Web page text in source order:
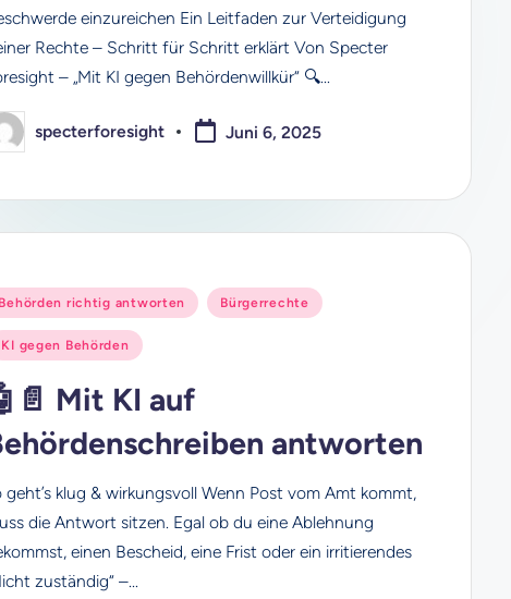
einzureichen Ein Leitfaden zur Verteidigung
Rechte – Schritt für Schritt erklärt Von Specter
– „Mit KI gegen Behördenwillkür“ 🔍…
specterforesight Juni 6, 2025
Behörden richtig antworten Bürgerrechte
KI gegen Behörden
Mit KI auf
antworten
geht’s klug & wirkungsvoll Wenn Post vom Amt kommt,
die Antwort sitzen. Egal ob du eine Ablehnung
einen Bescheid, eine Frist oder ein irritierendes
zuständig“ –…